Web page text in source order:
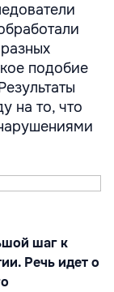
подобие
на то, что
шаг к
Речь идет о